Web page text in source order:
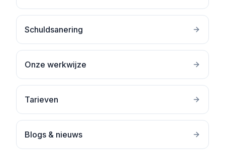
Schuldsanering
Onze werkwijze
Tarieven
Blogs & nieuws